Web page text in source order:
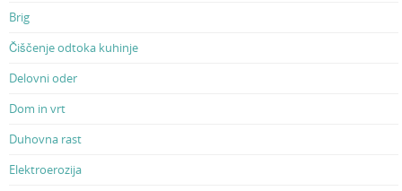
Brig
Čiščenje odtoka kuhinje
Delovni oder
Dom in vrt
Duhovna rast
Elektroerozija